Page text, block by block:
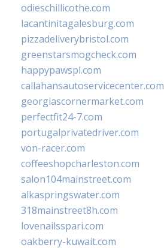
odieschillicothe.com
lacantinitagalesburg.com
pizzadeliverybristol.com
greenstarsmogcheck.com
happypawspl.com
callahansautoservicecenter.com
georgiascornermarket.com
perfectfit24-7.com
portugalprivatedriver.com
von-racer.com
coffeeshopcharleston.com
salon104mainstreet.com
alkaspringswater.com
318mainstreet8h.com
lovenailsspari.com
oakberry-kuwait.com